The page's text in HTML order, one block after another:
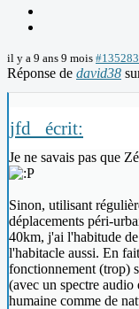
il y a 9 ans 9 mois #135283
Réponse de david38
jfd_ écrit:
Je ne savais pas que
Sinon, utilisant
déplacements péri-
40km, j'ai l'habitude
l'habitacle aussi. En
fonctionnement (trop)
(avec un spectre
humaine comme de